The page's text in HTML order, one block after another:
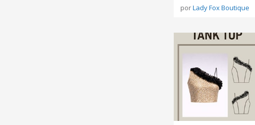
porLady Fox Boutique